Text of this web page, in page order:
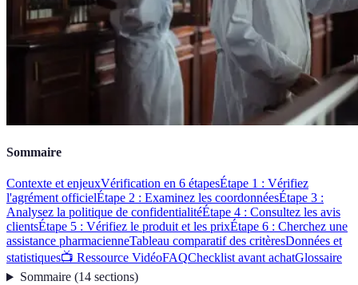
Sommaire
Contexte et enjeuxVérification en 6 étapesÉtape 1 : Vérifiez
l'agrément officielÉtape 2 : Examinez les coordonnéesÉtape 3 :
Analysez la politique de confidentialitéÉtape 4 : Consultez les avis
clientsÉtape 5 : Vérifiez le produit et les prixÉtape 6 : Cherchez une
assistance pharmacienneTableau comparatif des critèresDonnées et
statistiques📺 Ressource VidéoFAQChecklist avant achatGlossaire
Sommaire(14 sections)